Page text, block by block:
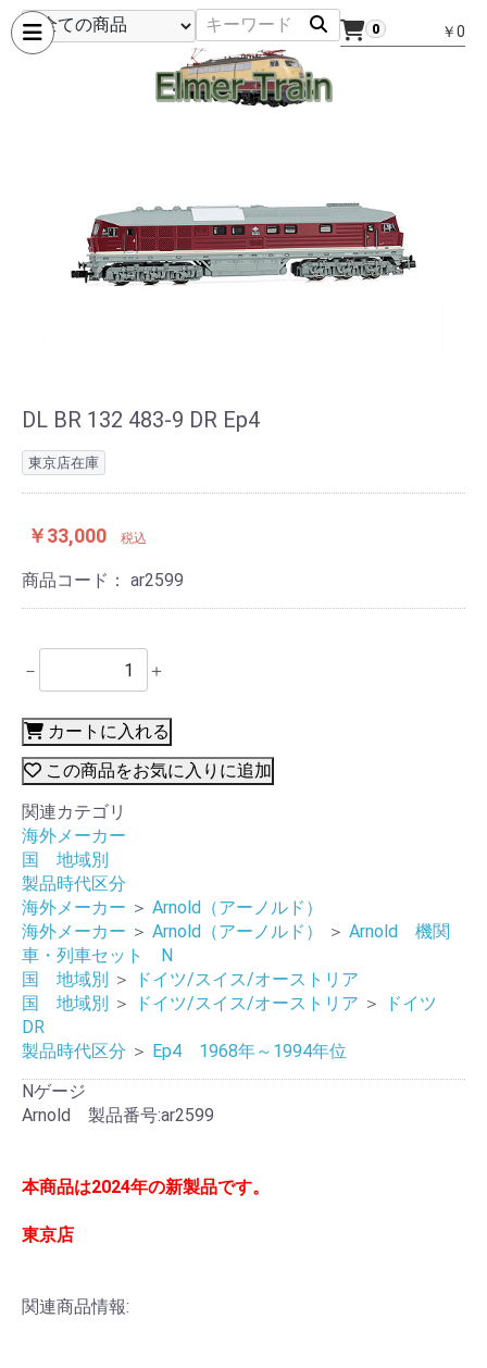
0 ￥0
DL BR 132 483-9 DR Ep4
東京店在庫
￥33,000 税込
商品コード： ar2599
－ ＋
カートに入れる
この商品をお気に入りに追加
関連カテゴリ
海外メーカー
国 地域別
製品時代区分
海外メーカー ＞ Arnold（アーノルド）
海外メーカー ＞ Arnold（アーノルド） ＞ Arnold 機関
車・列車セット N
国 地域別
＞
ドイツ/スイス/オーストリア
国 地域別
＞ ドイツ/スイス/オーストリア ＞
ドイツ
DR
製品時代区分 ＞ Ep4 1968年～1994年位
Nゲージ
Arnold 製品番号:ar2599
本商品は2024年の新製品です。
東京店
関連商品情報: